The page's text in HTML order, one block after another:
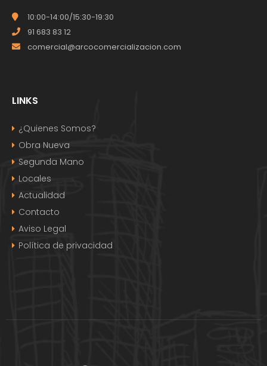
10:00-14:00/15:30-19:30
91 683 83 12
comercial@arcocomercializacion.com
LINKS
¿Quienes Somos?
Obra Nueva
Segunda Mano
Locales
Actualidad
Contacto
Aviso Legal
Política de privacidad